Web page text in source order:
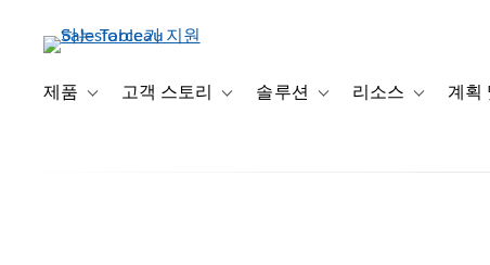
제품 Toggle sub-navigation for 제품
고객 스토리 Toggle sub-navigation for 고객 스토리
솔루션 Toggle sub-navigation for
리소스 Toggle계획